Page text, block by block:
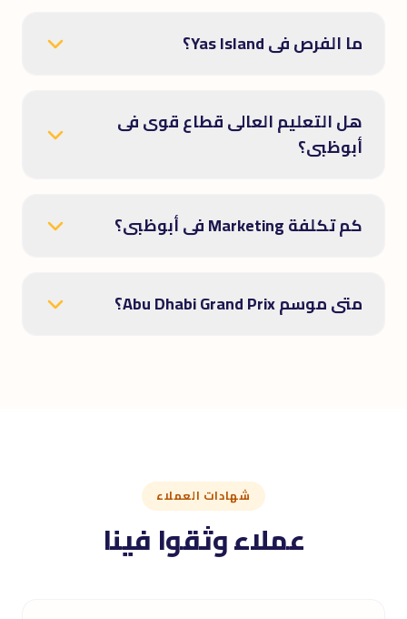
ما الفرص فى Yas Island؟
هل التعليم العالى قطاع قوى فى
أبوظبى؟
كم تكلفة Marketing فى أبوظبى؟
متى موسم Abu Dhabi Grand Prix؟
شهادات العملاء
عملاء وثقوا فينا